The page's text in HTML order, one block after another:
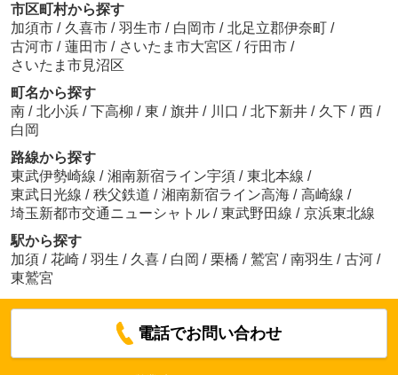
市区町村から探す
加須市 / 久喜市 / 羽生市 / 白岡市 / 北足立郡伊奈町 /
古河市 / 蓮田市 / さいたま市大宮区 / 行田市 /
さいたま市見沼区
町名から探す
南 / 北小浜 / 下高柳 / 東 / 旗井 / 川口 / 北下新井 / 久下 / 西 /
白岡
路線から探す
東武伊勢崎線 / 湘南新宿ライン宇須 / 東北本線 /
東武日光線 / 秩父鉄道 / 湘南新宿ライン高海 / 高崎線 /
埼玉新都市交通ニューシャトル / 東武野田線 / 京浜東北線
駅から探す
加須 / 花崎 / 羽生 / 久喜 / 白岡 / 栗橋 / 鷲宮 / 南羽生 / 古河 /
東鷲宮
電話でお問い合わせ